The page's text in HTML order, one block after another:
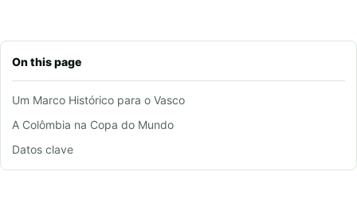
On this page
Um Marco Histórico para o Vasco
A Colômbia na Copa do Mundo
Datos clave